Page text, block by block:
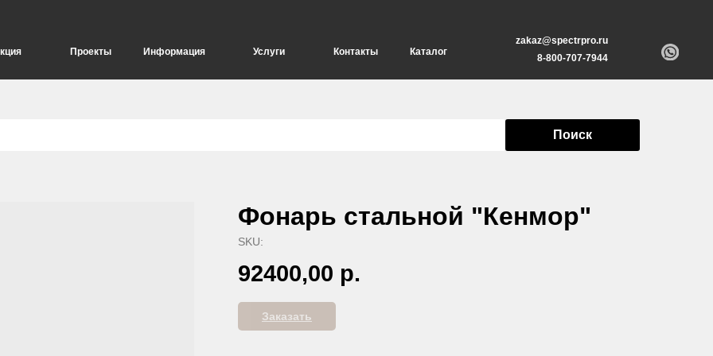
Проекты Информация Услуги Контакты Каталог
zakaz@spectrpro.ru
8-800-707-7944
Поиск
Фонарь стальной "Кенмор"
SKU:
92400,00 р.
Заказать